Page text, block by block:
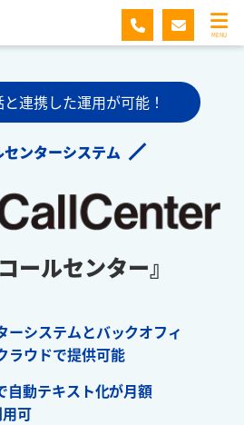
MENU
連携した運用が可能！
センターシステム
ールセンター』
ーシステムとバックオフィ
ラウドで提供可能
自動テキスト化が月額
可